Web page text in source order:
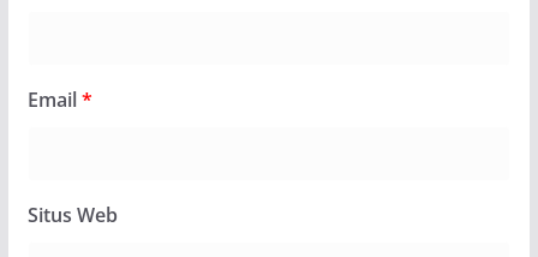
Email*
Situs Web